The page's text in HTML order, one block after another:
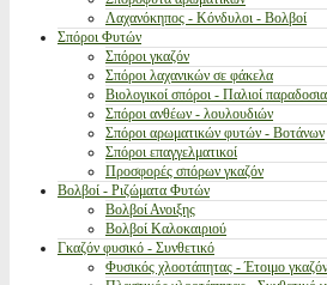
Λαχανόκηπος - Κόνδυλοι - Βολβοί
Σπόροι Φυτών
Σπόροι γκαζόν
Σπόροι λαχανικών σε φάκελα
Βιολογικοί σπόροι - Παλιοί
Σπόροι ανθέων - λουλουδιών
Σπόροι αρωματικών φυτών - Βοτάνων
Σπόροι επαγγελματικοί
Προσφορές σπόρων γκαζόν
Βολβοί - Ριζώματα Φυτών
Βολβοί Ανοιξης
Βολβοί Καλοκαιριού
Γκαζόν φυσικό - Συνθετικό
Φυσικός χλοοτάπητας - Έτοιμο γκαζόν